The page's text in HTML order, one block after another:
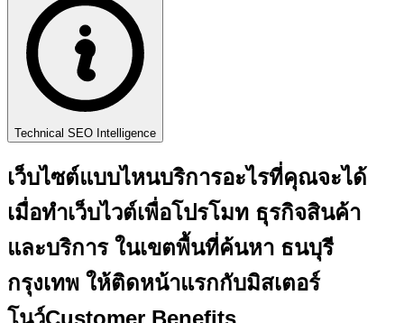
Technical SEO Intelligence
เว็บไซต์แบบไหนบริการอะไรที่คุณจะได้
เมื่อทำเว็บไวต์เพื่อโปรโมท ธุรกิจสินค้า
และบริการ ในเขตพื้นที่ค้นหา ธนบุรี
กรุงเทพ ให้ติดหน้าแรกกับมิสเตอร์